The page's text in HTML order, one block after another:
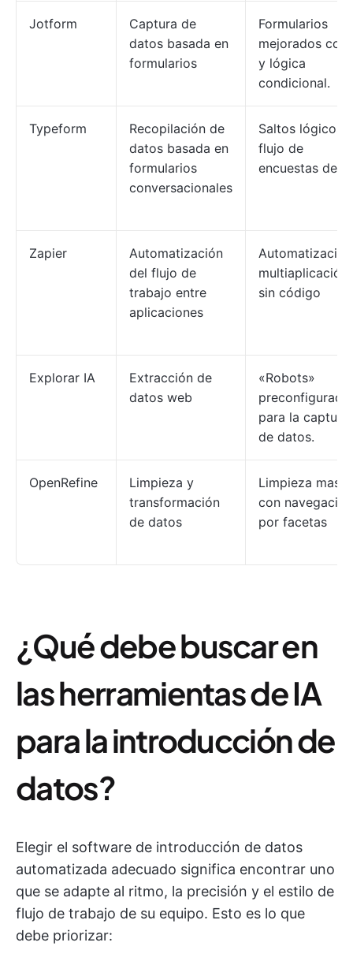
Jotform
Captura de
datos basada en
formularios
Formularios
mejorados con
y lógica
condicional.
Typeform
Recopilación de
datos basada en
formularios
conversacionales
Saltos lógicos y
flujo de
encuestas de
Zapier
Automatización
del flujo de
trabajo entre
aplicaciones
Automatización
multiaplicación
sin código
Explorar IA
Extracción de
datos web
«Robots»
para la captura
de datos.
OpenRefine
Limpieza y
transformación
de datos
Limpieza
con navegación
por facetas
¿Qué debe buscar en
las herramientas de IA
para la introducción de
datos?
Elegir el software de introducción de datos
automatizada adecuado significa encontrar uno
que se adapte al ritmo, la precisión y el estilo de
flujo de trabajo de su equipo. Esto es lo que
debe priorizar: